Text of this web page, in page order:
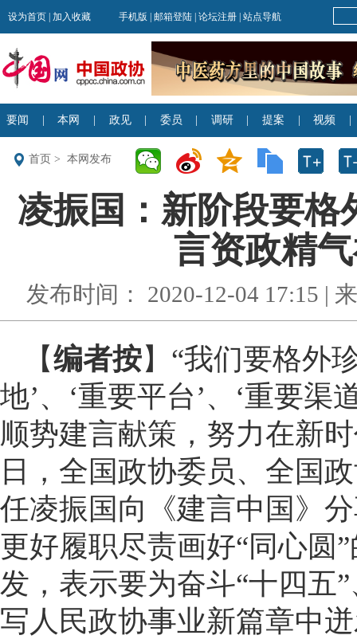
首页 > 本网发布
凌振国：新阶段要格
言资政精
发布时间： 2020-12-04 17:15 |
【编者按】“我们要格外
地’、‘重要平台’、‘重要
顺势建言献策，努力在新
日，全国政协委员、全国
任凌振国向《建言中国》
更好履职尽责画好“同心圆
发，表示要为奋斗“十四五
写人民政协事业新篇章中